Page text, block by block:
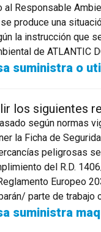
al Responsable
produce una
la instrucción que
de ATLANTIC
suministra o
los siguientes
según normas
la Ficha de
peligrosas
del R.D.
Europeo
parte de trabajo
suministra